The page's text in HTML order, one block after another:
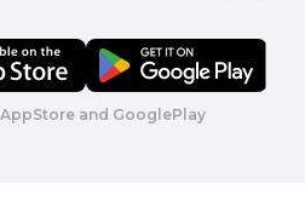
and GooglePlay